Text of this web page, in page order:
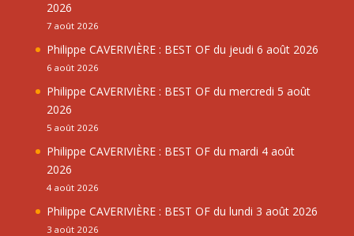
2026
7 août 2026
Philippe CAVERIVIÈRE : BEST OF du jeudi 6 août 2026
6 août 2026
Philippe CAVERIVIÈRE : BEST OF du mercredi 5 août
2026
5 août 2026
Philippe CAVERIVIÈRE : BEST OF du mardi 4 août
2026
4 août 2026
Philippe CAVERIVIÈRE : BEST OF du lundi 3 août 2026
3 août 2026